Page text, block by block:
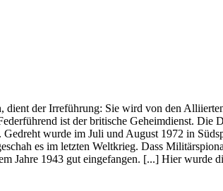
der Irreführung: Sie wird von den
ist der britische Geheimdienst.
wurde im Juli und August 1972 in
es im letzten Weltkrieg. Dass
Jahre 1943 gut eingefangen. [...] Hier wurde